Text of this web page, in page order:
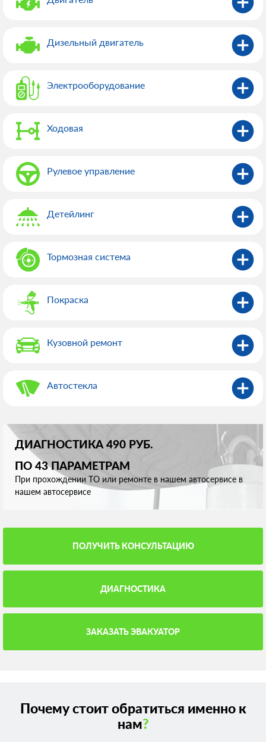
Дизельный двигатель
Электрооборудованиe
Ходовая
Рулевое управление
Детейлинг
Тормозная система
Покраска
Кузовной ремонт
Автостекла
ДИАГНОСТИКА 490 РУБ.
ПО 43 ПАРАМЕТРАМ
При прохождении ТО или ремонте в нашем автосервисе в
нашем автосервисе
ПОЛУЧИТЬ КОНСУЛЬТАЦИЮ
ДИАГНОСТИКА
ЗАКАЗАТЬ ЭВАКУАТОР
Почему стоит обратиться именно к
нам?